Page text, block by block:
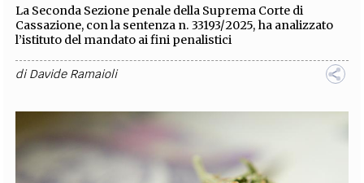
La Seconda Sezione penale della Suprema Corte di
Cassazione, con la sentenza n. 33193/2025, ha analizzato
l’istituto del mandato ai fini penalistici
diDavide Ramaioli